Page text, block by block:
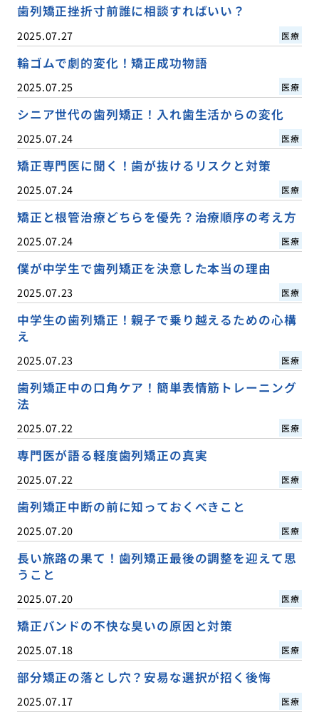
歯列矯正挫折寸前誰に相談すればいい？
2025.07.27 医療
輪ゴムで劇的変化！矯正成功物語
2025.07.25 医療
シニア世代の歯列矯正！入れ歯生活からの変化
2025.07.24 医療
矯正専門医に聞く！歯が抜けるリスクと対策
2025.07.24 医療
矯正と根管治療どちらを優先？治療順序の考え方
2025.07.24 医療
僕が中学生で歯列矯正を決意した本当の理由
2025.07.23 医療
中学生の歯列矯正！親子で乗り越えるための心構
え
2025.07.23 医療
歯列矯正中の口角ケア！簡単表情筋トレーニング
法
2025.07.22 医療
専門医が語る軽度歯列矯正の真実
2025.07.22 医療
歯列矯正中断の前に知っておくべきこと
2025.07.20 医療
長い旅路の果て！歯列矯正最後の調整を迎えて思
うこと
2025.07.20 医療
矯正バンドの不快な臭いの原因と対策
2025.07.18 医療
部分矯正の落とし穴？安易な選択が招く後悔
2025.07.17 医療